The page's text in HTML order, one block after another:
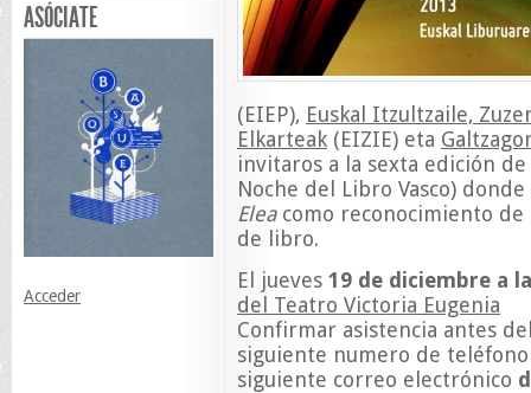
ASÓCIATE
Acceder
(EIEP), Euskal Itzultzaile,
Elkarteak (EIZIE) eta
invitaros a la sexta edición de
Noche del Libro Vasco)
Eleacomo reconocimiento de
de libro.
El jueves 19 de diciembre a
del Teatro Victoria Eugenia
Confirmar asistencia antes
siguiente numero de teléfono
siguiente correo electrónico